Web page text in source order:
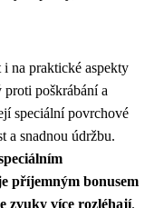
na praktické aspekty
poškrábání a
speciální povrchové
a snadnou údržbu.
příjemným bonusem
zvuky více rozléhají.